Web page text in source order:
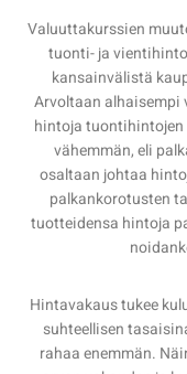
Valuuttakurssien
tuonti- ja
kansainvälistä
Arvoltaan
hintoja tuontihintojen
vähemmän, eli
osaltaan johtaa
palkankorotusten
tuotteidensa hintoja
Hintavakaus tukee
suhteellisen
rahaa enemmän.